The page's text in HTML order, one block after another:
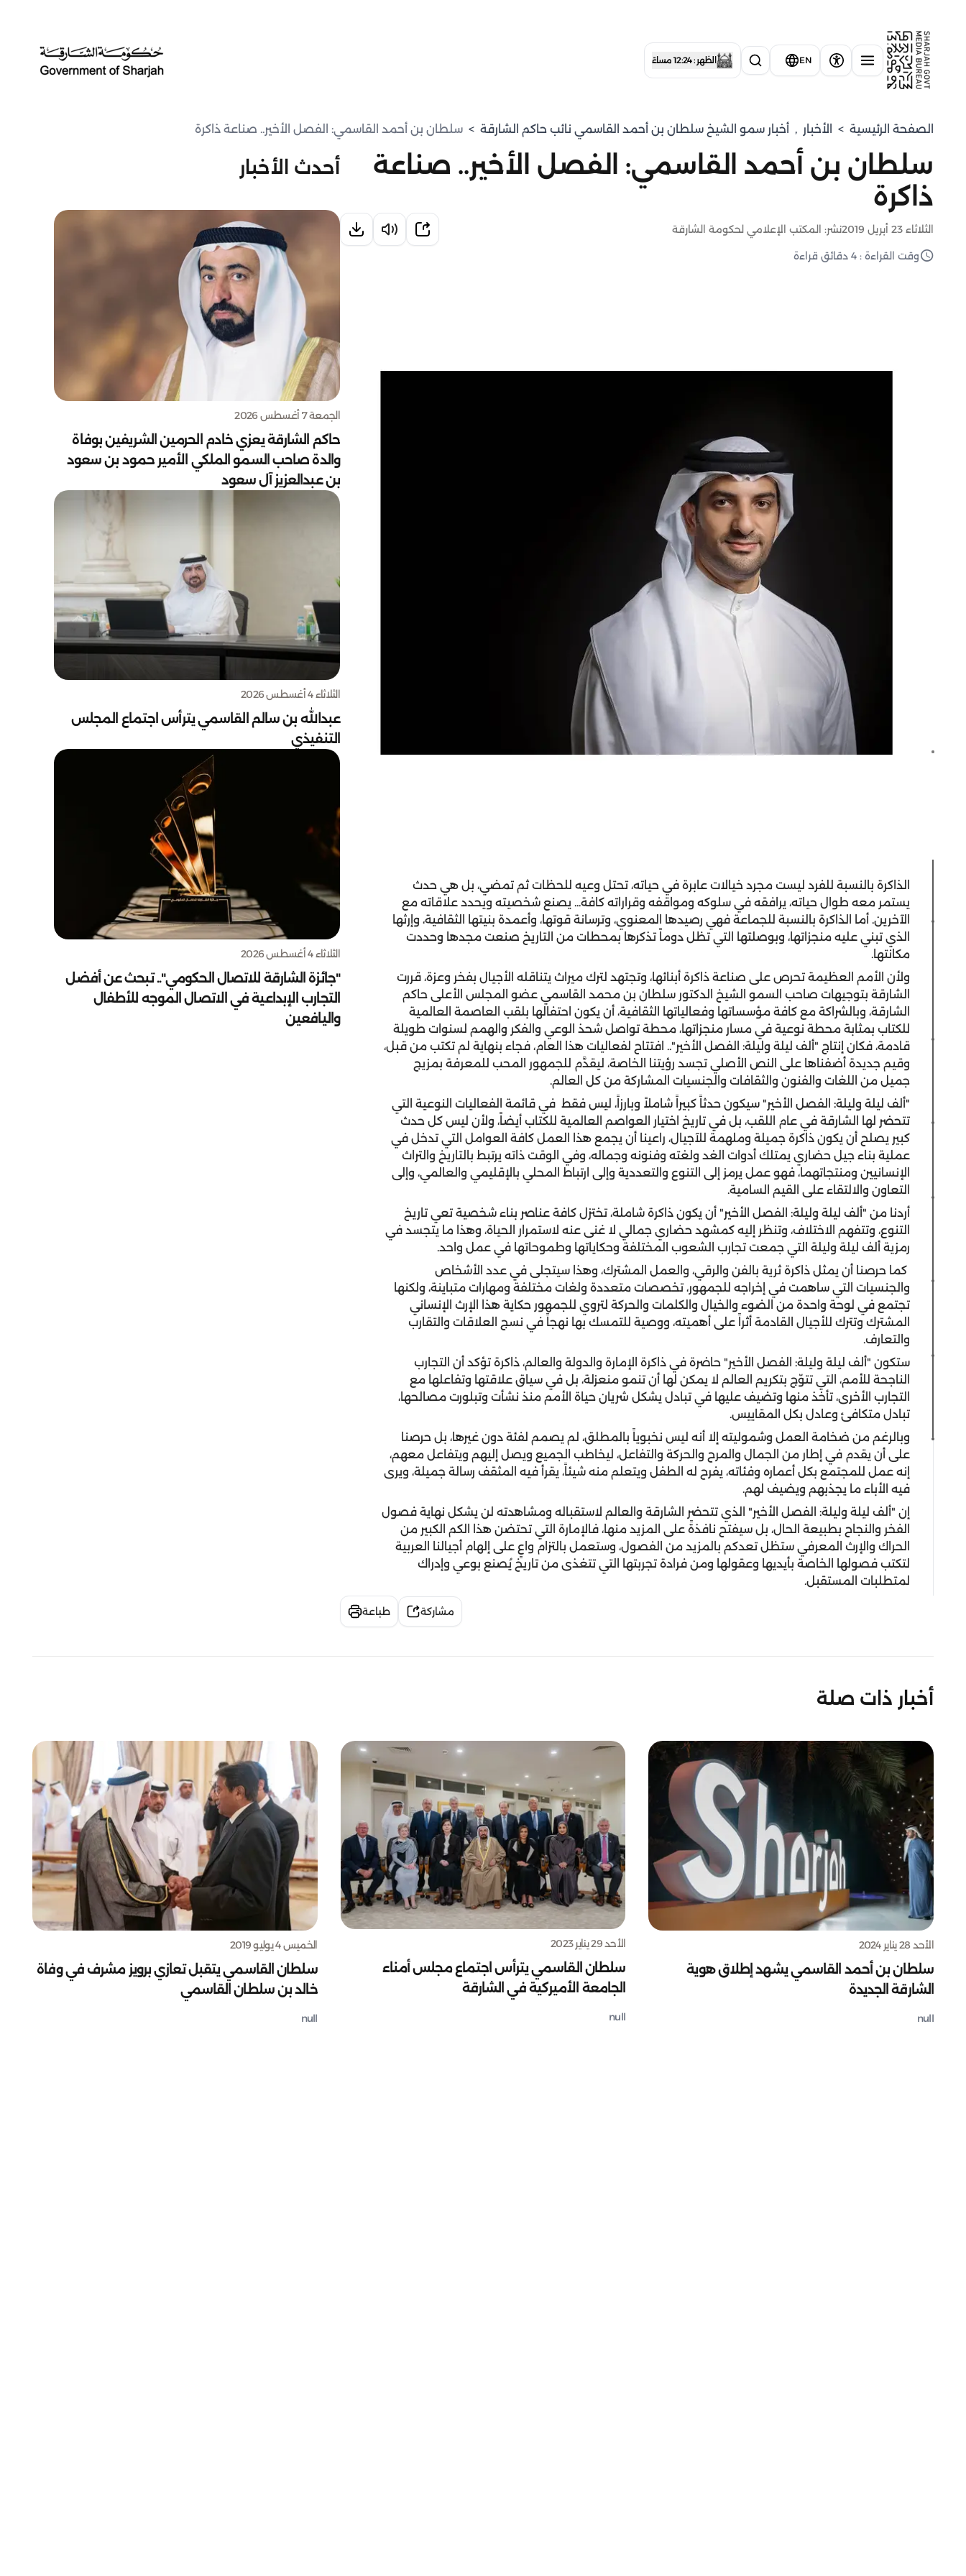
EN الظهر : 12:24 مساءً
الصفحة الرئيسية > الأخبار , ⁠أخبار سمو الشيخ سلطان بن أحمد القاسمي نائب حاكم الشارقة > سلطان بن أحمد القاسمي: الفصل الأخير.. صناعة ذاكرة
سلطان بن أحمد القاسمي: الفصل الأخير.. صناعة
ذاكرة
الثلاثاء 23 أبريل 2019 نشر: المكتب الإعلامي لحكومة الشارقة
وقت القراءة : 4 دقائق قراءة
الذاكرة بالنسبة للفرد ليست مجرد خيالات عابرة في حياته، تحتل وعيه للحظات ثم تمضي، بل هي حدث
يستمر معه طوال حياته، يرافقه في سلوكه ومواقفه وقراراته كافة... يصنع شخصيته ويحدد علاقاته مع
الآخرين. أما الذاكرة بالنسبة للجماعة فهي رصيدها المعنوي، وترسانة قوتها، وأعمدة بنيتها الثقافية، وإرثها
الذي تبني عليه منجزاتها، وبوصلتها التي تظل دوماً تذكرها بمحطات من التاريخ صنعت مجدها وحددت
مكانتها.
ولأن الأمم العظيمة تحرص على صناعة ذاكرة أبنائها، وتجتهد لترك ميراث يتناقله الأجيال بفخر وعزة، قررت
الشارقة بتوجيهات صاحب السمو الشيخ الدكتور سلطان بن محمد القاسمي عضو المجلس الأعلى حاكم
الشارقة، وبالشراكة مع كافة مؤسساتها وفعالياتها الثقافية، أن يكون احتفالها بلقب العاصمة العالمية
للكتاب بمثابة محطة نوعية في مسار منجزاتها، محطة تواصل شحذ الوعي والفكر والهمم لسنوات طويلة
قادمة، فكان إنتاج "ألف ليلة وليلة: الفصل الأخير".. افتتاح لفعاليات هذا العام، فجاء بنهاية لم تكتب من قبل،
وقيم جديدة أضفناها على النص الأصلي تجسد رؤيتنا الخاصة، ليقدَّم للجمهور المحب للمعرفة بمزيج
جميل من اللغات والفنون والثقافات والجنسيات المشاركة من كل العالم.
"ألف ليلة وليلة: الفصل الأخير" سيكون حدثاً كبيراً شاملاً وبارزاً، ليس فقط في قائمة الفعاليات النوعية التي
تتحضر لها الشارقة في عام اللقب، بل في تاريخ اختيار العواصم العالمية للكتاب أيضاً، ولأن ليس كل حدث
كبير يصلح أن يكون ذاكرة جميلة وملهمة للآجيال، راعينا أن يجمع هذا العمل كافة العوامل التي تدخل في
عملية بناء جيل حضاري يمتلك أدوات الغد ولغته وفنونه وجماله، وفي الوقت ذاته يرتبط بالتاريخ والتراث
الإنسانيين ومنتجاتهما، فهو عمل يرمز إلى التنوع والتعددية وإلى ارتباط المحلي بالإقليمي والعالمي، وإلى
التعاون والالتقاء على القيم السامية.
أردنا من "ألف ليلة وليلة: الفصل الأخير" أن يكون ذاكرة شاملة، تختزل كافة عناصر بناء شخصية تعي تاريخ
التنوع، وتتفهم الاختلاف، وتنظر إليه كمشهد حضاري جمالي لا غنى عنه لاستمرار الحياة، وهذا ما يتجسد في
رمزية ألف ليلة وليلة التي جمعت تجارب الشعوب المختلفة وحكاياتها وطموحاتها في عمل واحد.
كما حرصنا أن يمثل ذاكرة ثرية بالفن والرقي، والعمل المشترك، وهذا سيتجلى في عدد الأشخاص
والجنسيات التي ساهمت في إخراجه للجمهور، تخصصات متعددة ولغات مختلفة ومهارات متباينة، ولكنها
تجتمع في لوحة واحدة من الضوء والخيال والكلمات والحركة لتروي للجمهور حكاية هذا الإرث الإنساني
المشترك وتترك للأجيال القادمة أثراً على أهميته، ووصية للتمسك بها نهجاً في نسج العلاقات و التقارب
والتعارف.
ستكون "ألف ليلة وليلة: الفصل الأخير" حاضرة في ذاكرة الإمارة والدولة والعالم، ذاكرة تؤكد أن التجارب
الناجحة للأمم، التي تتوّج بتكريم العالم لا يمكن لها أن تنمو منعزلة، بل في سياق علاقتها وتفاعلها مع
التجارب الأخرى، تأخذ منها وتضيف عليها في تبادل يشكل شريان حياة الأمم منذ نشأت وتبلورت مصالحها،
تبادل متكافئ وعادل بكل المقاييس.
وبالرغم من ضخامة العمل وشموليته إلا أنه ليس نخبوياً بالمطلق، لم يصمم لفئة دون غيرها، بل حرصنا
على أن يقدم في إطار من الجمال والمرح والحركة والتفاعل، ليخاطب الجميع ويصل إليهم ويتفاعل معهم،
إنه عمل للمجتمع بكل أعماره وفئاته، يفرح له الطفل ويتعلم منه شيئاً، يقرأ فيه المثقف رسالة جميلة، ويرى
فيه الأباء ما يجذبهم ويضيف لهم.
إن "ألف ليلة وليلة: الفصل الأخير" الذي تتحضر الشارقة والعالم لاستقباله ومشاهدته لن يشكل نهاية فصول
الفخر والنجاح بطبيعة الحال، بل سيفتح نافذةً على المزيد منها، فالإمارة التي تحتضن هذا الكم الكبير من
الحراك والإرث المعرفي ستظل تعدكم بالمزيد من الفصول، وستعمل بالتزام واعٍ على إلهام أجيالنا العربية
لتكتب فصولها الخاصة بأيديها وعقولها ومن فرادة تجربتها التي تتغذى من تاريخ يُصنع بوعي وإدراك
لمتطلبات المستقبل.
مشاركة طباعة
أحدث الأخبار
الجمعة 7 أغسطس 2026
حاكم الشارقة يعزي خادم الحرمين الشريفين بوفاة
والدة صاحب السمو الملكي الأمير حمود بن سعود
بن عبدالعزيز آل سعود
الثلاثاء 4 أغسطس 2026
عبدالله بن سالم القاسمي يترأس اجتماع المجلس
التنفيذي
الثلاثاء 4 أغسطس 2026
"جائزة الشارقة للاتصال الحكومي".. تبحث عن أفضل
التجارب الإبداعية في الاتصال الموجه للأطفال
واليافعين
أخبار ذات صلة
الأحد 28 يناير 2024
سلطان بن أحمد القاسمي يشهد إطلاق هوية
الشارقة الجديدة
null
الأحد 29 يناير 2023
سلطان القاسمي يترأس اجتماع مجلس أمناء
الجامعة الأميركية في الشارقة
null
الخميس 4 يوليو 2019
سلطان القاسمي يتقبل تعازي برويز مشرف في وفاة
خالد بن سلطان القاسمي
null